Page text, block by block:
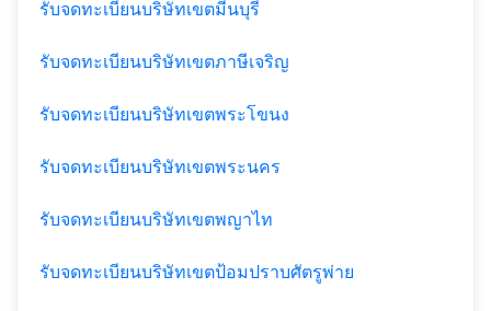
รับจดทะเบียนบริษัทเขตมีนบุรี
รับจดทะเบียนบริษัทเขตภาษีเจริญ
รับจดทะเบียนบริษัทเขตพระโขนง
รับจดทะเบียนบริษัทเขตพระนคร
รับจดทะเบียนบริษัทเขตพญาไท
รับจดทะเบียนบริษัทเขตป้อมปราบศัตรูพ่าย